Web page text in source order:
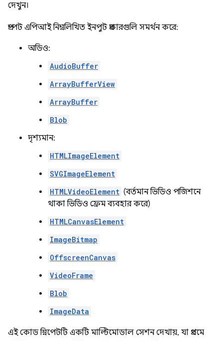
দেখুন।
প্রম্পট এপিআই নিম্নলিখিত ইনপুট প্রকারগুলি সমর্থন করে:
অডিও:
AudioBuffer
ArrayBufferView
ArrayBuffer
Blob
দৃশ্যমান:
HTMLImageElement
SVGImageElement
HTMLVideoElement (বর্তমান ভিডিও পজিশনে
থাকা ভিডিও ফ্রেম ব্যবহার করে)
HTMLCanvasElement
ImageBitmap
OffscreenCanvas
VideoFrame
Blob
ImageData
এই কোড স্নিপেটটি একটি মাল্টিমোডাল সেশন দেখায়, যা প্রথমে